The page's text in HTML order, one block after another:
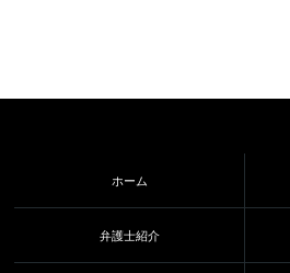
ホーム
弁護士紹介